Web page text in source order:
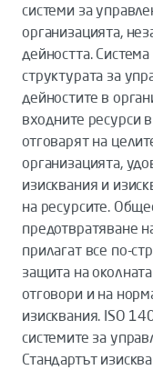
системи за
организацията,
дейността.
структурата за
дейностите в
входните ресурси
отговарят на
организацията,
изисквания и
на ресурсите.
предотвратяване
прилагат все по-
защита на
отговори и на
изисквания. ISO
системите за
Стандартът